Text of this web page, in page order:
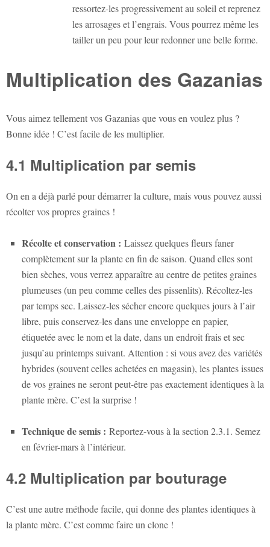
ressortez-les progressivement au soleil et reprenez
les arrosages et l’engrais. Vous pourrez même les
tailler un peu pour leur redonner une belle forme.
Multiplication des Gazanias
Vous aimez tellement vos Gazanias que vous en voulez plus ?
Bonne idée ! C’est facile de les multiplier.
4.1 Multiplication par semis
On en a déjà parlé pour démarrer la culture, mais vous pouvez aussi
récolter vos propres graines !
Récolte et conservation : Laissez quelques fleurs faner
complètement sur la plante en fin de saison. Quand elles sont
bien sèches, vous verrez apparaître au centre de petites graines
plumeuses (un peu comme celles des pissenlits). Récoltez-les
par temps sec. Laissez-les sécher encore quelques jours à l’air
libre, puis conservez-les dans une enveloppe en papier,
étiquetée avec le nom et la date, dans un endroit frais et sec
jusqu’au printemps suivant. Attention : si vous avez des variétés
hybrides (souvent celles achetées en magasin), les plantes issues
de vos graines ne seront peut-être pas exactement identiques à la
plante mère. C’est la surprise !
Technique de semis : Reportez-vous à la section 2.3.1. Semez
en février-mars à l’intérieur.
4.2 Multiplication par bouturage
C’est une autre méthode facile, qui donne des plantes identiques à
la plante mère. C’est comme faire un clone !